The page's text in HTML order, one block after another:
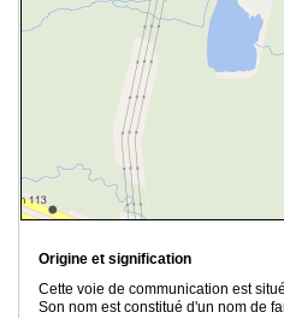
Origine et signification
Cette voie de communication est
Son nom est constitué d'un nom de